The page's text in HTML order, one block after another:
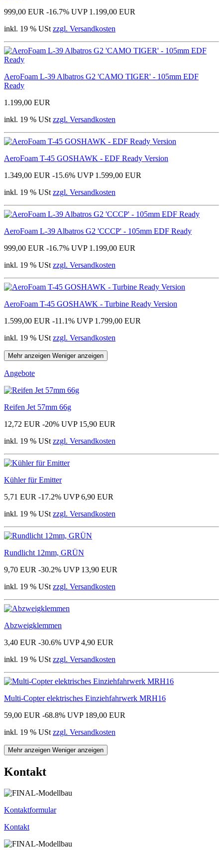
999,00 EUR -16.7% UVP 1.199,00 EUR
inkl. 19 % USt zzgl. Versandkosten
AeroFoam L-39 Albatros G2 'CAMO TIGER' - 105mm EDF
Ready
1.199,00 EUR
inkl. 19 % USt zzgl. Versandkosten
AeroFoam T-45 GOSHAWK - EDF Ready Version
1.349,00 EUR -15.6% UVP 1.599,00 EUR
inkl. 19 % USt zzgl. Versandkosten
AeroFoam L-39 Albatros G2 'CCCP' - 105mm EDF Ready
999,00 EUR -16.7% UVP 1.199,00 EUR
inkl. 19 % USt zzgl. Versandkosten
AeroFoam T-45 GOSHAWK - Turbine Ready Version
1.599,00 EUR -11.1% UVP 1.799,00 EUR
inkl. 19 % USt zzgl. Versandkosten
Mehr anzeigen Weniger anzeigen
Angebote
Reifen Jet 57mm 66g
12,72 EUR -20% UVP 15,90 EUR
inkl. 19 % USt zzgl. Versandkosten
Kühler für Emitter
5,71 EUR -17.2% UVP 6,90 EUR
inkl. 19 % USt zzgl. Versandkosten
Rundlicht 12mm, GRÜN
9,70 EUR -30.2% UVP 13,90 EUR
inkl. 19 % USt zzgl. Versandkosten
Abzweigklemmen
3,40 EUR -30.6% UVP 4,90 EUR
inkl. 19 % USt zzgl. Versandkosten
Multi-Copter elektrisches Einziehfahrwerk MRH16
59,00 EUR -68.8% UVP 189,00 EUR
inkl. 19 % USt zzgl. Versandkosten
Mehr anzeigen Weniger anzeigen
Kontakt
Kontaktformular
Kontakt